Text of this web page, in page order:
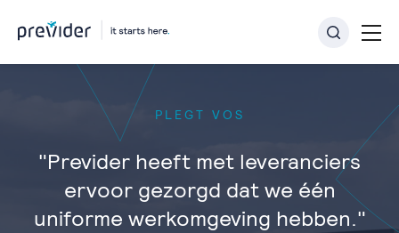
PLEGT VOS
"Previder heeft met leveranciers
ervoor gezorgd dat we één
uniforme werkomgeving hebben."